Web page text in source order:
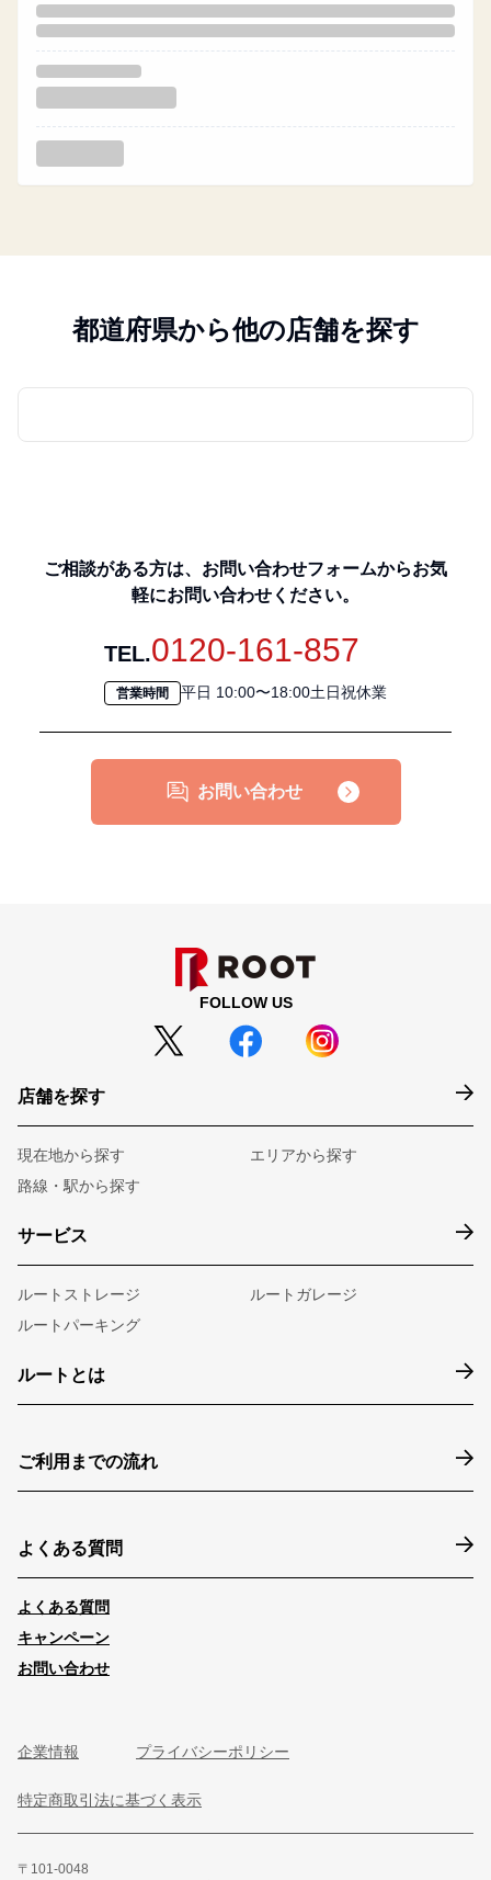
都道府県から他の店舗を探す
ご相談がある方は、お問い合わせフォームからお気
軽にお問い合わせください。
TEL.0120-161-857
営業時間 平日 10:00〜18:00土日祝休業
お問い合わせ
FOLLOW US
店舗を探す
現在地から探す
エリアから探す
路線・駅から探す
サービス
ルートストレージ
ルートガレージ
ルートパーキング
ルートとは
ご利用までの流れ
よくある質問
よくある質問
キャンペーン
お問い合わせ
企業情報 プライバシーポリシー
特定商取引法に基づく表示
〒101-0048